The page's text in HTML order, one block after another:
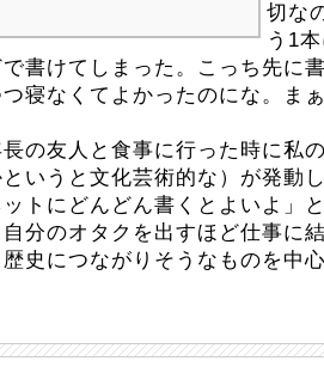
切な
う1
で書けてしまった。こっち先に
つ寝なくてよかったのにな。ま
の友人と食事に行った時に私
いうと文化芸術的な）が発動
ットにどんどん書くとよいよ」
分のオタクを出すほど仕事に
史につながりそうなものを中